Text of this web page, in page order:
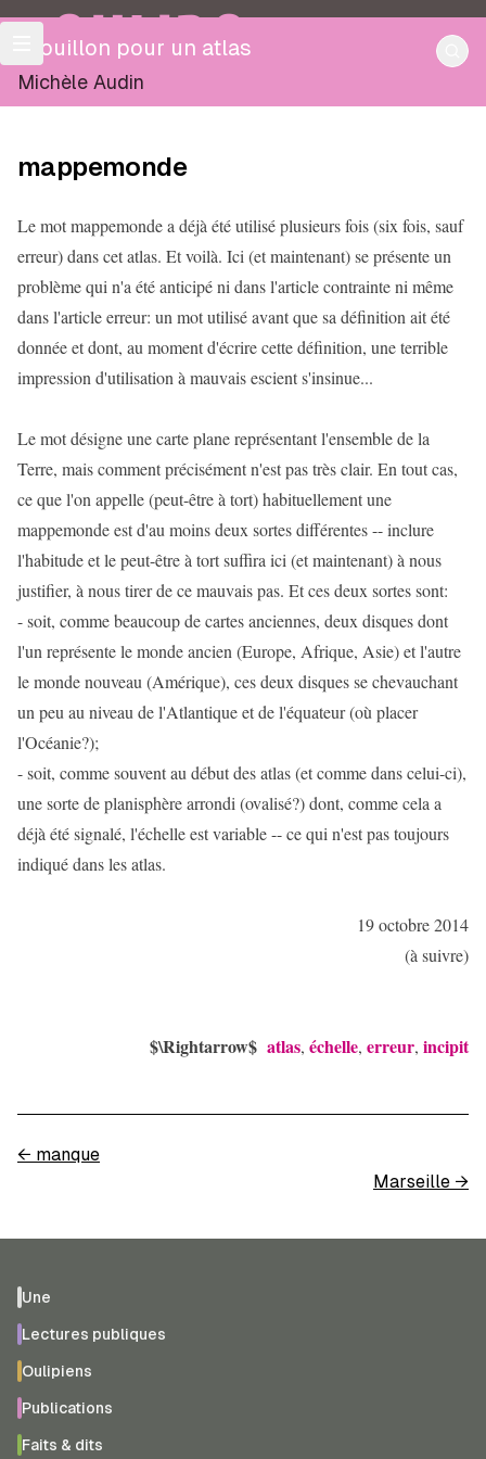
OULIPO
Brouillon pour un atlas
Michèle Audin
mappemonde
Le mot mappemonde a déjà été utilisé plusieurs fois (six fois, sauf
erreur) dans cet atlas. Et voilà. Ici (et maintenant) se présente un
problème qui n'a été anticipé ni dans l'article contrainte ni même
dans l'article erreur: un mot utilisé avant que sa définition ait été
donnée et dont, au moment d'écrire cette définition, une terrible
impression d'utilisation à mauvais escient s'insinue...
Le mot désigne une carte plane représentant l'ensemble de la
Terre, mais comment précisément n'est pas très clair. En tout cas,
ce que l'on appelle (peut-être à tort) habituellement une
mappemonde est d'au moins deux sortes différentes -- inclure
l'habitude et le peut-être à tort suffira ici (et maintenant) à nous
justifier, à nous tirer de ce mauvais pas. Et ces deux sortes sont:
- soit, comme beaucoup de cartes anciennes, deux disques dont
l'un représente le monde ancien (Europe, Afrique, Asie) et l'autre
le monde nouveau (Amérique), ces deux disques se chevauchant
un peu au niveau de l'Atlantique et de l'équateur (où placer
l'Océanie?);
- soit, comme souvent au début des atlas (et comme dans celui-ci),
une sorte de planisphère arrondi (ovalisé?) dont, comme cela a
déjà été signalé, l'échelle est variable -- ce qui n'est pas toujours
indiqué dans les atlas.
19 octobre 2014
(à suivre)
$\Rightarrow$ atlas, échelle, erreur, incipit
← manque
Marseille →
Une
Lectures publiques
Oulipiens
Publications
Faits & dits